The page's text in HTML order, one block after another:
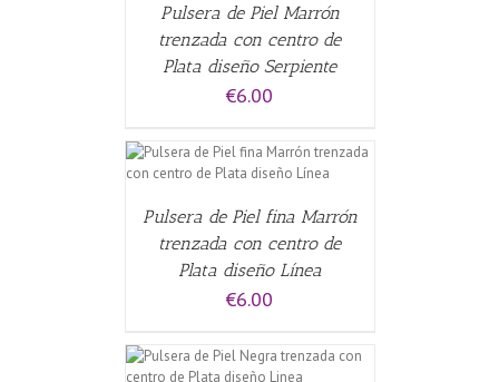
Pulsera de Piel Marrón
trenzada con centro de
Plata diseño Serpiente
€6.00
Pulsera de Piel fina Marrón
trenzada con centro de
Plata diseño Línea
€6.00